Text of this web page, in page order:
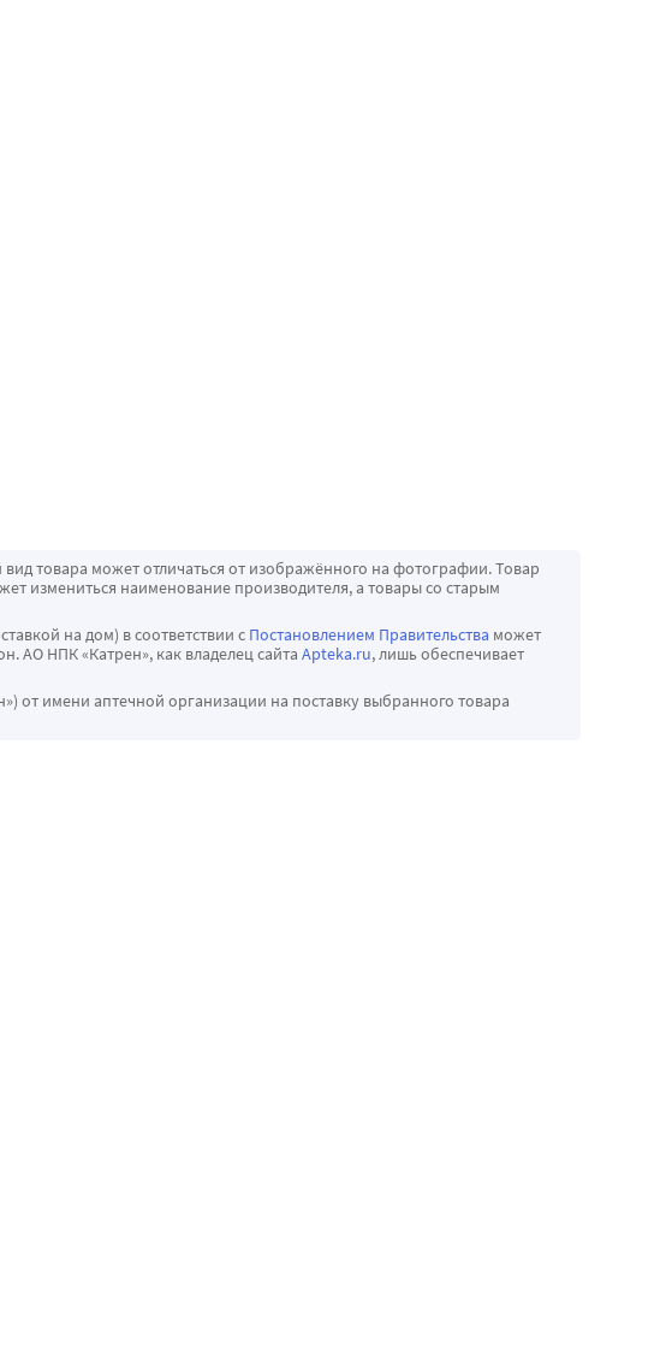
товара может отличаться от изображённого на фотографии. Товар
измениться наименование производителя, а товары со старым
на дом) в соответствии с Постановлением Правительства может
АО НПК «Катрен», как владелец сайта Apteka.ru, лишь обеспечивает
от имени аптечной организации на поставку выбранного товара